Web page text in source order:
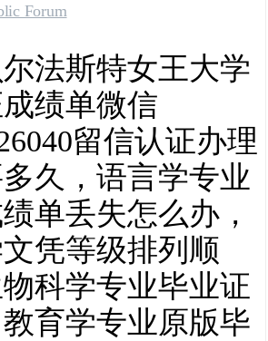
Forum
法斯特女王大学
绩单微信
留信认证办理
久，语言学专业
单丢失怎么办，
凭等级排列顺
科学专业毕业证
育学专业原版毕